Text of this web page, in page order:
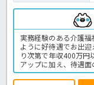
実務経験のある介護
ように好待遇でお出
り次第で年収400万円
アップに加え、待遇
いゆっくりとした介
の経験を活かして働